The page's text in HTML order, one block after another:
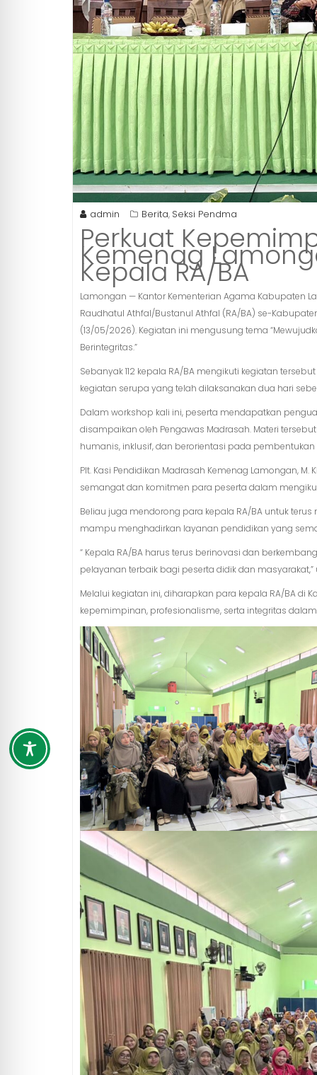
admin Berita, Seksi Pendma
Perkuat
Kemenag
Kepala RA/BA
Lamongan — Kantor Kementerian Agama Kabupaten
Raudhatul Athfal/Bustanul Athfal (RA/BA) se-
(13/05/2026). Kegiatan ini mengusung tema
Berintegritas.”
Sebanyak 112 kepala RA/BA mengikuti kegiatan
kegiatan serupa yang telah dilaksanakan dua hari
Dalam workshop kali ini, peserta mendapatkan
disampaikan oleh Pengawas Madrasah. Materi
humanis, inklusif, dan berorientasi pada pembentukan
Plt. Kasi Pendidikan Madrasah Kemenag Lamongan,
semangat dan komitmen para peserta dalam
Beliau juga mendorong para kepala RA/BA untuk
mampu menghadirkan layanan pendidikan yang
“ Kepala RA/BA harus terus berinovasi dan
pelayanan terbaik bagi peserta didik dan masyarakat,”
Melalui kegiatan ini, diharapkan para kepala RA/BA
kepemimpinan, profesionalisme, serta integritas